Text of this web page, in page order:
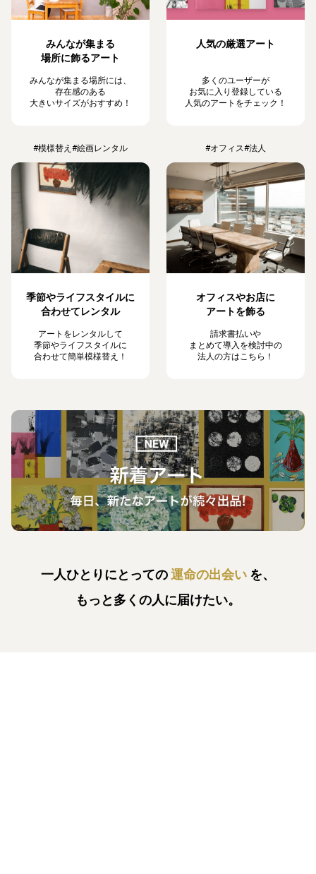
みんなが集まる
場所に飾るアート
みんなが集まる場所には、
存在感のある
大きいサイズがおすすめ！
人気の厳選アート
多くのユーザーが
お気に入り登録している
人気のアートをチェック！
#模様替え #絵画レンタル
季節やライフスタイルに
合わせてレンタル
アートをレンタルして
季節やライフスタイルに
合わせて簡単模様替え！
#オフィス#法人
オフィスやお店に
アートを飾る
請求書払いや
まとめて導入を検討中の
法人の方はこちら！
一人ひとりにとっての運命の出会い を、
もっと多くの人に届けたい。